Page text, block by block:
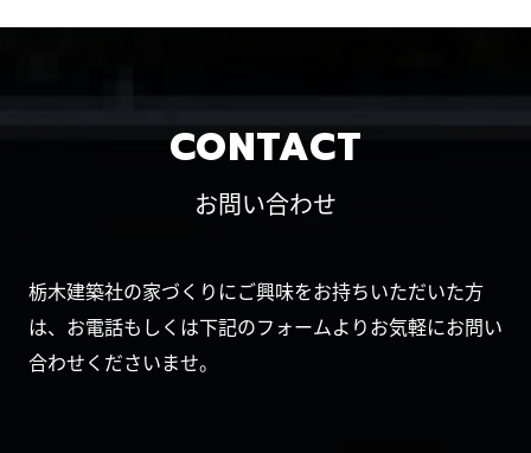
CONTACT
お問い合わせ
栃木建築社の家づくりにご興味をお持ちいただいた方
は、お電話もしくは下記のフォームよりお気軽にお問い
合わせくださいませ。